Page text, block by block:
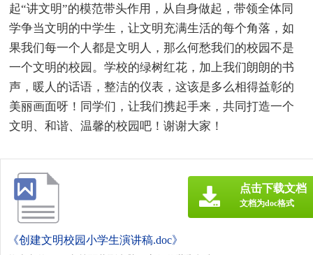
起“讲文明”的模范带头作用，从自身做起，带领全体同
学争当文明的中学生，让文明充满生活的每个角落，如
果我们每一个人都是文明人，那么何愁我们的校园不是
一个文明的校园。学校的绿树红花，加上我们朗朗的书
声，暖人的话语，整洁的仪表，这该是多么相得益彰的
美丽画面呀！同学们，让我们携起手来，共同打造一个
文明、和谐、温馨的校园吧！谢谢大家！
《创建文明校园小学生演讲稿.doc》
点击下载文档
文档为doc格式